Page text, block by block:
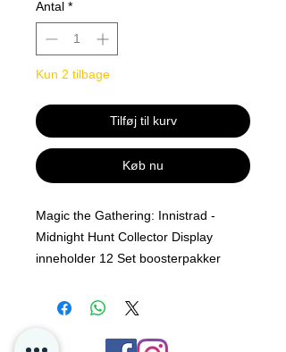
Antal *
Kun 2 tilbage
Tilføj til kurv
Køb nu
Magic the Gathering: Innistrad -
Midnight Hunt Collector Display
inneholder 12 Set boosterpakker
fabrikkforseglet.
Utgivelsesdato: 24.